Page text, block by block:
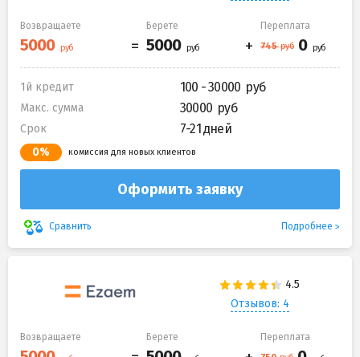
Возвращаете Берете Переплата
1й кредит 100 - 30000
Макс. сумма 30000
Срок 7-21 дней
0% комиссия для новых клиентов
Оформить заявку
Сравнить Подробнее
Отзывов: 4
Возвращаете Берете Переплата